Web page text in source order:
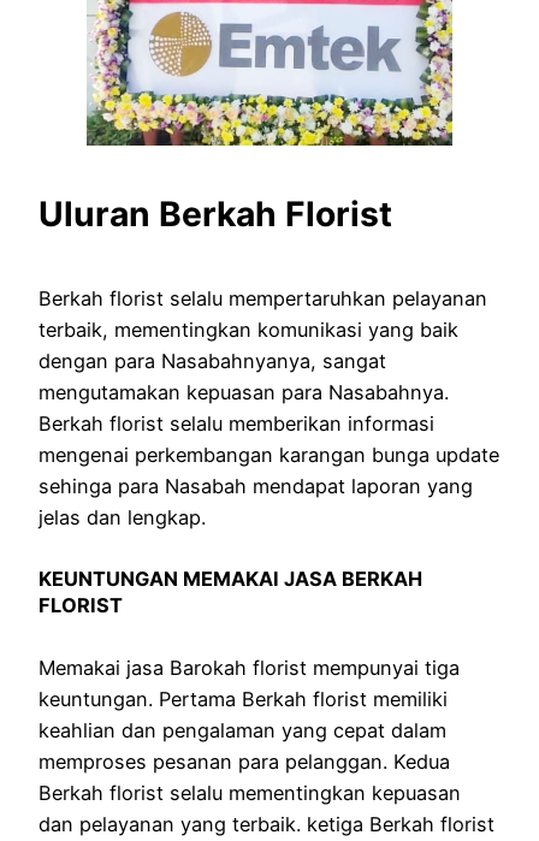
Uluran Berkah Florist
Berkah florist selalu mempertaruhkan pelayanan
terbaik, mementingkan komunikasi yang baik
dengan para Nasabahnyanya, sangat
mengutamakan kepuasan para Nasabahnya.
Berkah florist selalu memberikan informasi
mengenai perkembangan karangan bunga update
sehinga para Nasabah mendapat laporan yang
jelas dan lengkap.
KEUNTUNGAN MEMAKAI JASA BERKAH
FLORIST
Memakai jasa Barokah florist mempunyai tiga
keuntungan. Pertama Berkah florist memiliki
keahlian dan pengalaman yang cepat dalam
memproses pesanan para pelanggan. Kedua
Berkah florist selalu mementingkan kepuasan
dan pelayanan yang terbaik. ketiga Berkah florist